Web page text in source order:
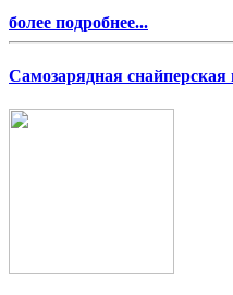
более подробнее...
Самозарядная